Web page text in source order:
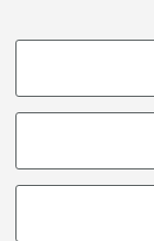
COOKIE DI
degli utenti, creare
di marketing.
Note